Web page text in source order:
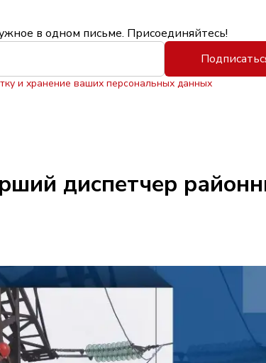
в одном письме. Присоединяйтесь!
и хранение ваших персональных данных
диспетчер